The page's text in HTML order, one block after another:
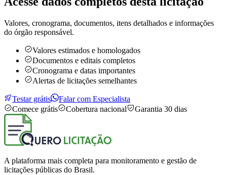
Valores, cronograma, documentos, itens detalhados e informações
do órgão responsável.
Valores estimados e homologados
Documentos e editais completos
Cronograma e datas importantes
Alertas de licitações semelhantes
Testar grátis
Falar com Especialista
Comece grátis
Cobertura nacional Garantia 30 dias
A plataforma mais completa para monitoramento e gestão de
licitações públicas do Brasil.